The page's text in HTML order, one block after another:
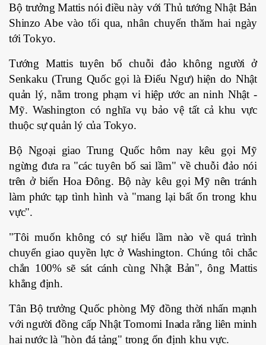
Bộ trưởng Mattis nói điều này với Thủ tướng Nhật Bản
Shinzo Abe vào tối qua, nhân chuyến thăm hai ngày
tới Tokyo.
Tướng Mattis tuyên bố chuỗi đảo không người ở
Senkaku (Trung Quốc gọi là Điếu Ngư) hiện do Nhật
quản lý, nằm trong phạm vi hiệp ước an ninh Nhật -
Mỹ. Washington có nghĩa vụ bảo vệ tất cả khu vực
thuộc sự quản lý của Tokyo.
Bộ Ngoại giao Trung Quốc hôm nay kêu gọi Mỹ
ngừng đưa ra "các tuyên bố sai lầm" về chuỗi đảo nói
trên ở biển Hoa Đông. Bộ này kêu gọi Mỹ nên tránh
làm phức tạp tình hình và "mang lại bất ổn trong khu
vực".
"Tôi muốn không có sự hiểu lầm nào về quá trình
chuyển giao quyền lực ở Washington. Chúng tôi chắc
chắn 100% sẽ sát cánh cùng Nhật Bản", ông Mattis
khẳng định.
Tân Bộ trưởng Quốc phòng Mỹ đồng thời nhấn mạnh
với người đồng cấp Nhật Tomomi Inada rằng liên minh
hai nước là "hòn đá tảng" trong ổn định khu vực.